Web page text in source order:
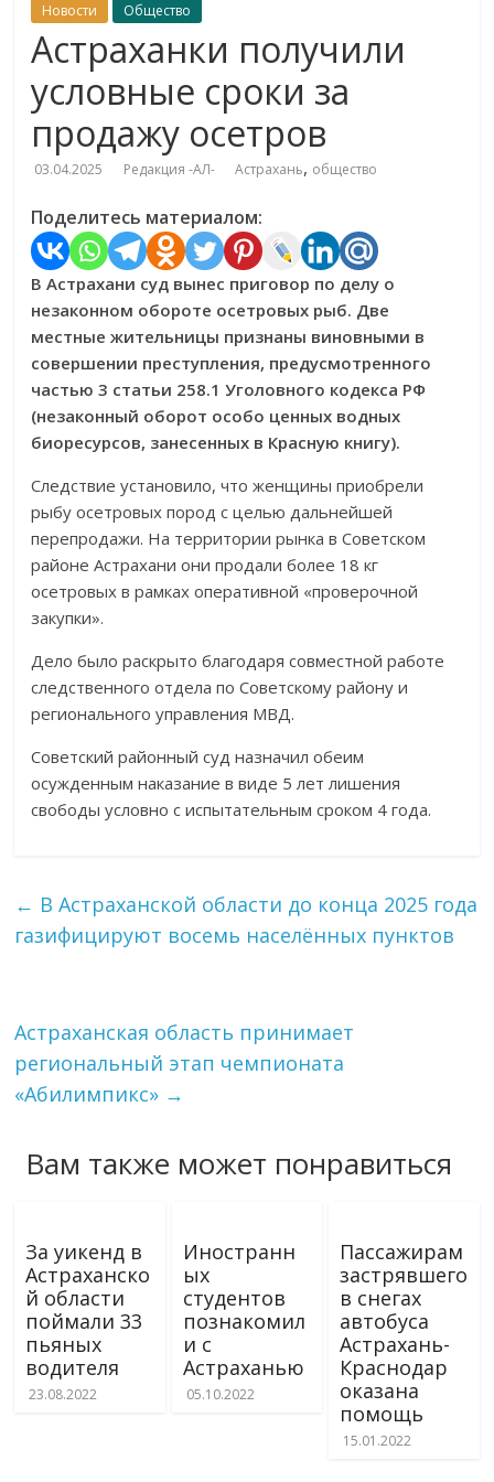
Новости Общество
Астраханки получили
условные сроки за
продажу осетров
03.04.2025 Редакция -АЛ- Астрахань, общество
Поделитесь материалом:
В Астрахани суд вынес приговор по делу о
незаконном обороте осетровых рыб. Две
местные жительницы признаны виновными в
совершении преступления, предусмотренного
частью 3 статьи 258.1 Уголовного кодекса РФ
(незаконный оборот особо ценных водных
биоресурсов, занесенных в Красную книгу).
Следствие установило, что женщины приобрели
рыбу осетровых пород с целью дальнейшей
перепродажи. На территории рынка в Советском
районе Астрахани они продали более 18 кг
осетровых в рамках оперативной «проверочной
закупки».
Дело было раскрыто благодаря совместной работе
следственного отдела по Советскому району и
регионального управления МВД.
Советский районный суд назначил обеим
осужденным наказание в виде 5 лет лишения
свободы условно с испытательным сроком 4 года.
← В Астраханской области до конца 2025 года
газифицируют восемь населённых пунктов
Астраханская область принимает
региональный этап чемпионата
«Абилимпикс» →
Вам также может понравиться
За уикенд в
Астраханско
й области
поймали 33
пьяных
водителя
23.08.2022
Иностранн
ых
студентов
познакомил
и с
Астраханью
05.10.2022
Пассажирам
застрявшего
в снегах
автобуса
Астрахань-
Краснодар
оказана
помощь
15.01.2022